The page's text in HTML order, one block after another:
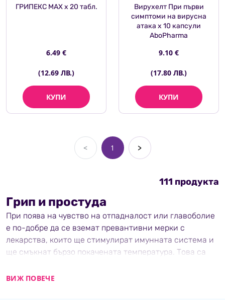
ГРИПЕКС MAX х 20 табл.
6.49 €
(12.69 ЛВ.)
КУПИ
Вирухелт При първи
симптоми на вирусна
атака х 10 капсули
AboPharma
9.10 €
(17.80 ЛВ.)
КУПИ
< 1 >
111 продукта
Грип и простуда
При поява на чувство на отпадналост или главоболие
е по-добре да се вземат превантивни мерки с
лекарства, които ще стимулират имунната система и
ще смъкнат бързо покачената температура. Това са
симптоми на грип и настинка.
ВИЖ ПОВЕЧЕ